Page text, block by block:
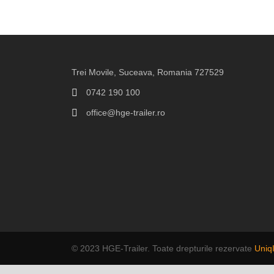
Trei Movile, Suceava, Romania 727529
0742 190 100
office@hge-trailer.ro
© 2023 HGE-Trailer. Toate drepturile rezervate